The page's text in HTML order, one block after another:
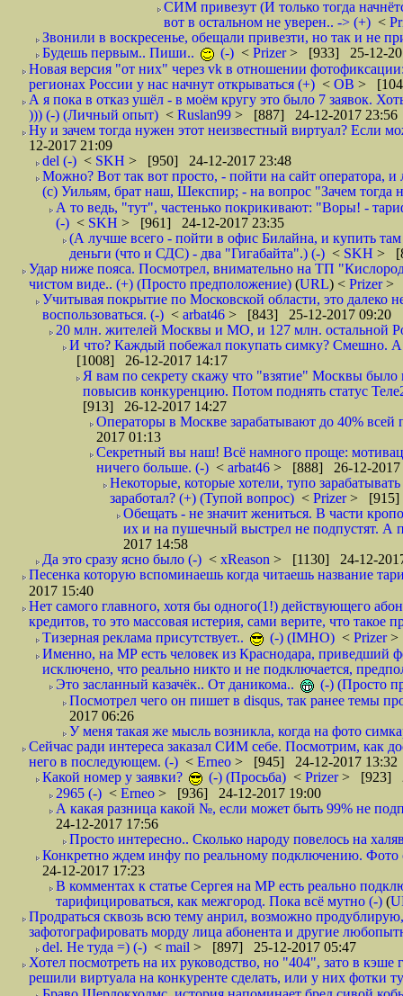
СИМ привезут (И только тогда
вот в остальном не уверен.. -> (+) <
Звонили в воскресенье, обещали привезти, но так и не
Будешь первым.. Пиши..
(-) < Prizer> [933] 25-12-
Новая версия "от них" через vk в отношении
регионах России у нас начнут открываться (+) < ОВ >
А я пока в отказ ушёл - в моём кругу это было 7 заявок.
))) (-) (Личный опыт) < Ruslan99 > [887] 24-12-2017 23:56
Ну и зачем тогда нужен этот неизвестный виртуал? Если
12-2017 21:09
del (-) < SKH > [950] 24-12-2017 23:48
Можно? Вот так вот просто, - пойти на сайт оператора,
(с) Уильям, брат наш, Шекспир; - на вопрос "Зачем тогда
А то ведь, "тут", частенько покрикивают: "Воры! -
(-) < SKH > [961] 24-12-2017 23:35
(А лучше всего - пойти в офис Билайна, и купить
деньги (что и СДС) - два "Гигабайта".) (-) < SKH >
Удар ниже пояса. Посмотрел, внимательно на ТП
чистом виде.. (+) (Просто предположение) (URL) < Prizer>
Учитывая покрытие по Московской области, это далеко
воспользоваться. (-) < arbat46 > [843] 25-12-2017 09:20
20 млн. жителей Москвы и МО, и 127 млн. остальной
И что? Каждый побежал покупать симку? Смешно. А
[1008] 26-12-2017 14:17
Я вам по секрету скажу что "взятие" Москвы
повысив конкуренцию. Потом поднять статус
[913] 26-12-2017 14:27
Операторы в Москве зарабатывают до 40% всей
2017 01:13
Секретный вы наш! Всё намного проще:
ничего больше. (-) < arbat46 > [888] 26-12-2017
Некоторые, которые хотели, тупо
заработал? (+) (Тупой вопрос) < Prizer> [915]
Обещать - не значит жениться. В части
их и на пушечный выстрел не подпустят. А
2017 14:58
Да это сразу ясно было (-) < xReason > [1130] 24-12-
Песенка которую вспоминаешь когда читаешь название
2017 15:40
Нет самого главного, хотя бы одного(1!) действующего
кредитов, то это массовая истерия, сами верите, что такое
Тизерная реклама присутствует..
(-) (IMHO) < Prizer>
Именно, на МР есть человек из Краснодара, приведший
исключено, что реально никто и не подключается,
Это засланный казачёк.. От даникома..
(-) (Просто
Посмотрел чего он пишет в disqus, так ранее темы
2017 06:26
У меня такая же мысль возникла, когда на фото
Сейчас ради интереса заказал СИМ себе. Посмотрим, как
него в последующем. (-) < Erneo > [945] 24-12-2017 13:32
Какой номер у заявки?
(-) (Просьба) < Prizer> [923]
2965 (-) < Erneo > [936] 24-12-2017 19:00
А какая разница какой №, если может быть 99% не
24-12-2017 17:56
Просто интересно.. Сколько народу повелось на
Конкретно ждем инфу по реальному подключению. Фото
24-12-2017 17:23
В комментах к статье Сергея на МР есть реально
тарифицироваться, как межгород. Пока всё мутно (-) (
Продраться сквозь всю тему анрил, возможно
зафотографировать морду лица абонента и другие
del. Не туда =) (-) < mail > [897] 25-12-2017 05:47
Хотел посмотреть на их руководство, но "404", зато в
решили виртуала на конкуренте сделать, или у них фотки